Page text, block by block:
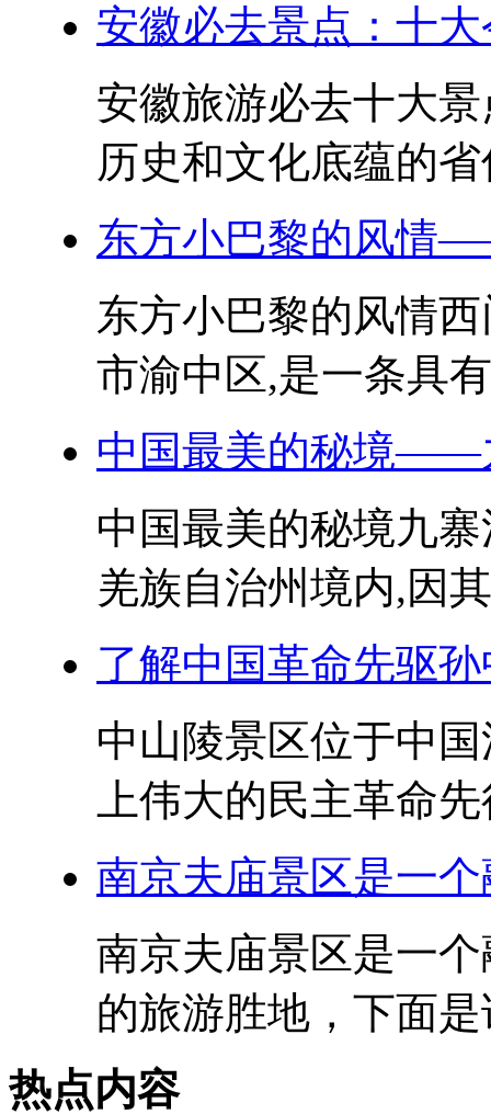
安徽必去景点：十
安徽旅游必去十大
历史和文化底蕴的
东方小巴黎的风情
东方小巴黎的风情
市渝中区,是一条具
中国最美的秘境——
中国最美的秘境九
羌族自治州境内,因
了解中国革命先驱
中山陵景区位于中
上伟大的民主革命
南京夫庙景区是一
南京夫庙景区是一
的旅游胜地，下面
热点内容